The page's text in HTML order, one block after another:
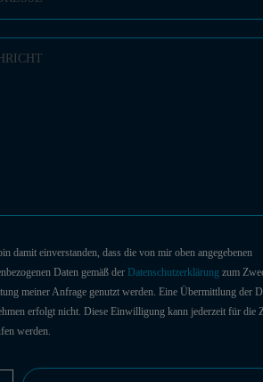
damit einverstanden, dass die von mir oben angegebenen
Daten gemäß der Datenschutzerklärung zum
meiner Anfrage genutzt werden. Eine Übermittlung der
erfolgt nicht. Diese Einwilligung kann jederzeit für die
werden.